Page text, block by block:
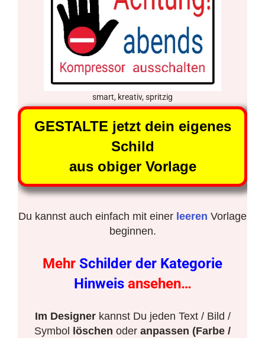
smart, kreativ, spritzig
GESTALTE jetzt dein eigenes
Schild
aus obiger Vorlage
Du kannst auch einfach mit einer leeren Vorlage
beginnen.
Mehr Schilder der Kategorie
Hinweis ansehen…
Im Designerkannst Du jeden Text / Bild /
Symbol
löschen oder anpassen (Farbe /